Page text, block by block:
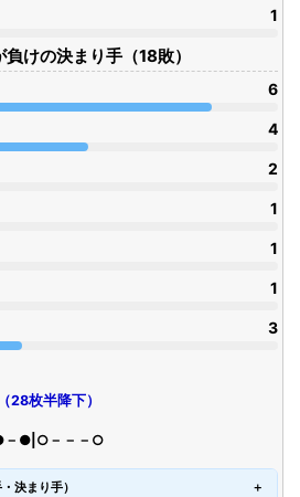
1
けの決まり手（18敗）
6
4
2
1
1
1
3
（28枚半降下）
●|○－－－○
決まり手）